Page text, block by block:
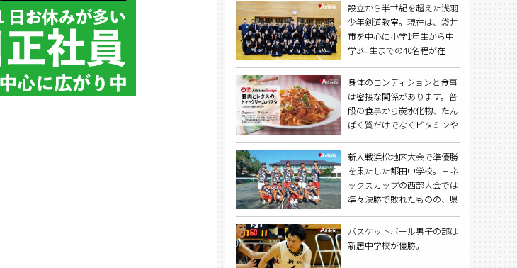
設立から半世紀を超えた浅羽
少年剣道教室。現在は、袋井
市を中心に小学1年生から中
学3年生までの40名程が在
育ち、今夏の全国総体で日本
一となった磐田東高校にも選
手を輩出している歴史と実績
を兼ね備えた道場だ。
身体のコンディションと食事
は密接な関係があります。普
段の食事から炭水化物、たん
ぱく質だけでなくビタミンや
で、疲れをためない強い身体
を作っていきましょう。
新人戦浜松地区大会で準優勝
を果たした都田中学校。ヨネ
ックスカップの西部大会では
準々決勝で敗れたものの、県
県の頂点に立った。
バスケットボール男子の部は
新居中学校が優勝。